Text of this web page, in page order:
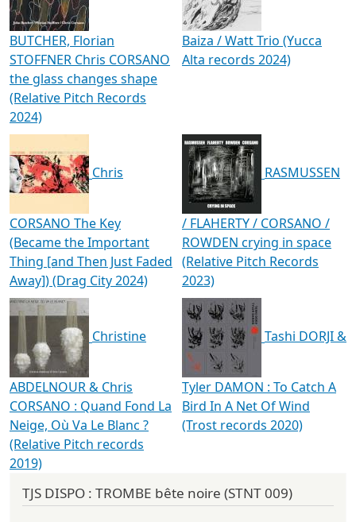
BUTCHER, Florian
STOFFNER Chris CORSANO
the glass changes shape
(Relative Pitch Records
2024)
Baiza / Watt Trio (Yucca
Alta records 2024)
Chris
CORSANO The Key
(Became the Important
Thing [and Then Just Faded
Away​]​) (Drag City 2024)
RASMUSSEN
/ FLAHERTY / CORSANO /
ROWDEN crying in space
(Relative Pitch Records
2023)
Christine
ABDELNOUR & Chris
CORSANO : Quand Fond La
Neige, Où Va Le Blanc ?
(Relative Pitch records
2019)
Tashi DORJI &
Tyler DAMON : To Catch A
Bird In A Net Of Wind
(Trost records 2020)
TJS DISPO : TROMBE bête noire (STNT 009)